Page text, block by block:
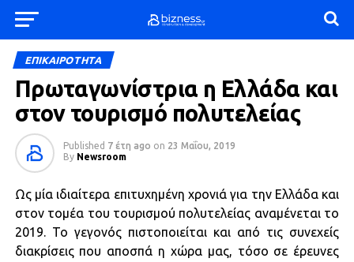
ΕΠΙΚΑΙΡΟΤΗΤΑ
Πρωταγωνίστρια η Ελλάδα και
στον τουρισμό πολυτελείας
Published 7 έτη ago on 23 Μαΐου, 2019
By Newsroom
Ως μία ιδιαίτερα επιτυχημένη χρονιά για την Ελλάδα και
στον τομέα του τουρισμού πολυτελείας αναμένεται το
2019. Το γεγονός πιστοποιείται και από τις συνεχείς
διακρίσεις που αποσπά η χώρα μας, τόσο σε έρευνες